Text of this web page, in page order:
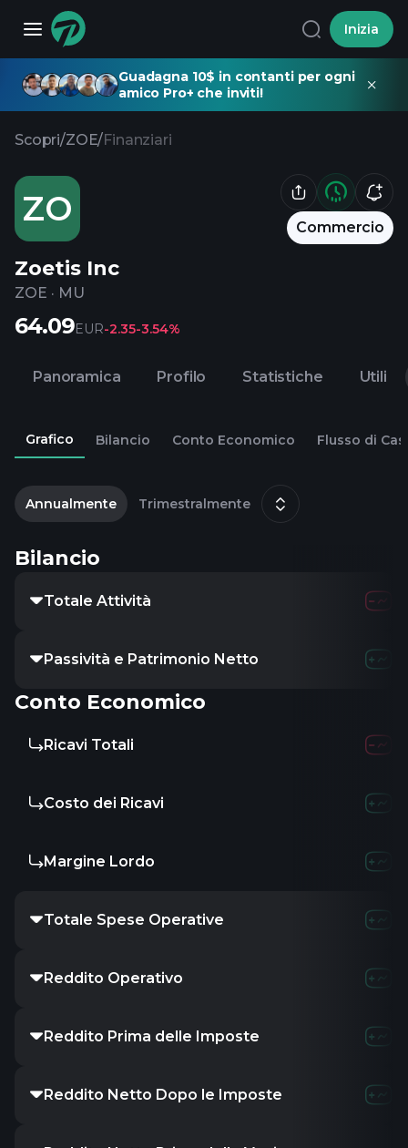
Inizia
Guadagna 10$ in contanti per ogni
amico Pro+ che inviti!
Scopri/ZOE/Finanziari
ZO Commercio
Zoetis Inc
ZOE · MU
64.09EUR-2.35-3.54%
Panoramica Profilo Statistiche Utili
Grafico Bilancio Conto Economico Flusso di
Annualmente Trimestralmente
Bilancio
Totale Attività
Passività e Patrimonio Netto
Conto Economico
Ricavi Totali
Costo dei Ricavi
Margine Lordo
Totale Spese Operative
Reddito Operativo
Reddito Prima delle Imposte
Reddito Netto Dopo le Imposte